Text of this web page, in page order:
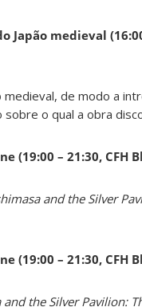
medieval (16:00
de modo a
o qual a obra
(19:00 – 21:30, CFH
and the Silver
(19:00 – 21:30, CFH
and the Silver Pavilion: